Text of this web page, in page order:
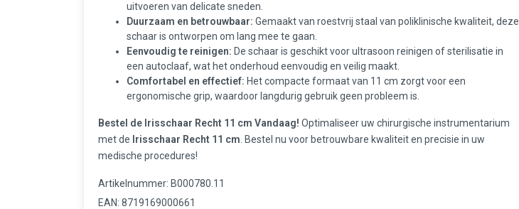
uitvoeren van delicate sneden.
Duurzaam en betrouwbaar: Gemaakt van roestvrij staal van poliklinische kwaliteit, deze
schaar is ontworpen om lang mee te gaan.
Eenvoudig te reinigen: De schaar is geschikt voor ultrasoon reinigen of sterilisatie in
een autoclaaf, wat het onderhoud eenvoudig en veilig maakt.
Comfortabel en effectief: Het compacte formaat van 11 cm zorgt voor een
ergonomische grip, waardoor langdurig gebruik geen probleem is.
Bestel de Irisschaar Recht 11 cm Vandaag! Optimaliseer uw chirurgische instrumentarium
met de Irisschaar Recht 11 cm . Bestel nu voor betrouwbare kwaliteit en precisie in uw
medische procedures!
Artikelnummer: B000780.11
EAN: 8719169000661